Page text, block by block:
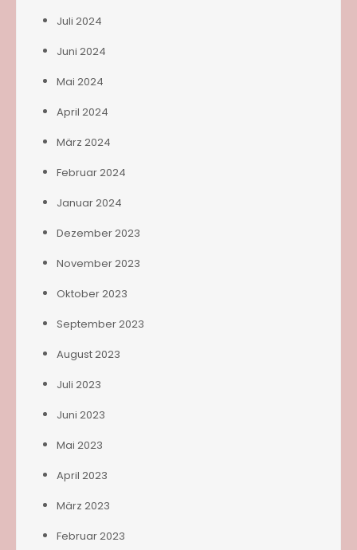
Juli 2024
Juni 2024
Mai 2024
April 2024
März 2024
Februar 2024
Januar 2024
Dezember 2023
November 2023
Oktober 2023
September 2023
August 2023
Juli 2023
Juni 2023
Mai 2023
April 2023
März 2023
Februar 2023